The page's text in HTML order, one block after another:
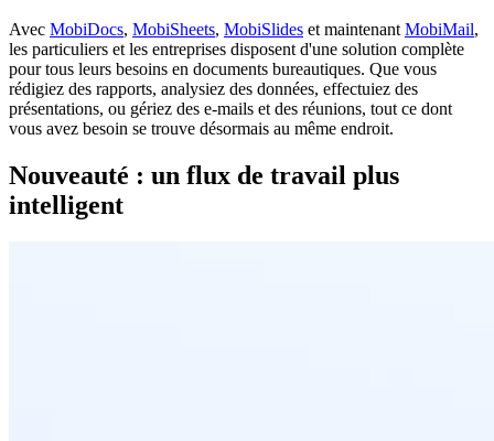
Avec MobiDocs, MobiSheets, MobiSlides et maintenant MobiMail,
les particuliers et les entreprises disposent d'une solution complète
pour tous leurs besoins en documents bureautiques. Que vous
rédigiez des rapports, analysiez des données, effectuiez des
présentations, ou gériez des e-mails et des réunions, tout ce dont
vous avez besoin se trouve désormais au même endroit.
Nouveauté : un flux de travail plus
intelligent